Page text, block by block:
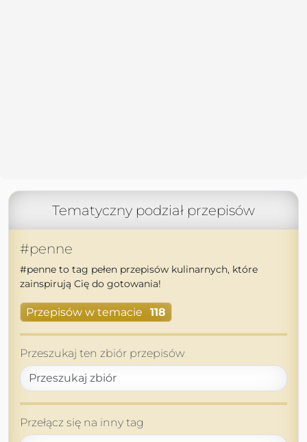
Tematyczny podział przepisów
#penne
#penne to tag pełen przepisów kulinarnych, które
zainspirują Cię do gotowania!
Przepisów w temacie 118
Przeszukaj ten zbiór przepisów
Przełącz się na inny tag